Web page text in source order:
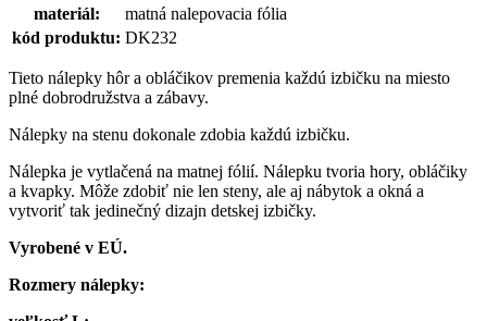
materiál:
matná nalepovacia fólia
kód produktu: DK232
Tieto nálepky hôr a obláčikov premenia každú izbičku na miesto
plné dobrodružstva a zábavy.
Nálepky na stenu dokonale zdobia každú izbičku.
Nálepka je vytlačená na matnej fólií. Nálepku tvoria hory, obláčiky
a kvapky. Môže zdobiť nie len steny, ale aj nábytok a okná a
vytvoriť tak jedinečný dizajn detskej izbičky.
Vyrobené v EÚ.
Rozmery nálepky: